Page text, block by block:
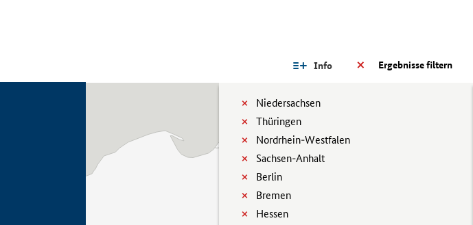
Ergebnisse filtern
Info
Niedersachsen
Thüringen
Nordrhein-Westfalen
Sachsen-Anhalt
Berlin
Bremen
Hessen